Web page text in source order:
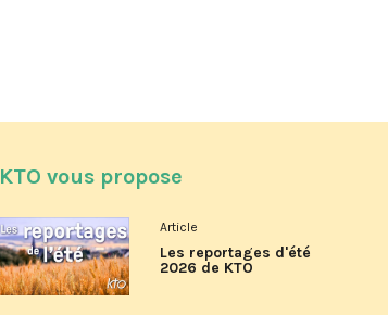
KTO vous propose
Article
Les reportages d'été
2026 de KTO